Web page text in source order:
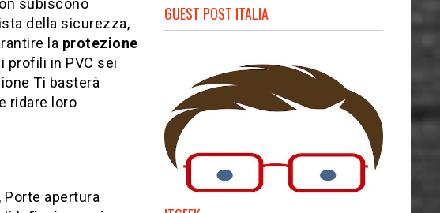
subiscono
della sicurezza,
la protezione
profili in PVC sei
Ti basterà
ridare loro
apertura
GUEST POST ITALIA